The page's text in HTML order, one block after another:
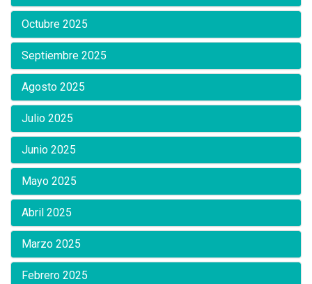
Octubre 2025
Septiembre 2025
Agosto 2025
Julio 2025
Junio 2025
Mayo 2025
Abril 2025
Marzo 2025
Febrero 2025